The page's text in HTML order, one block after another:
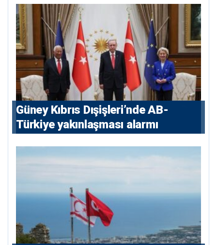
Güney Kıbrıs Dışişleri’nde AB-
Türkiye yakınlaşması alarmı